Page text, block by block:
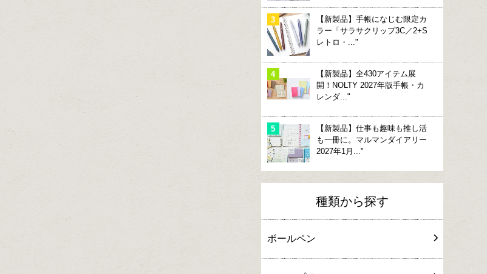
【新製品】手帳になじむ限定カ
ラー「サラサクリップ3C／2+S
レトロ・..."
【新製品】全430アイテム展
開！NOLTY 2027年版手帳・カ
レンダ..."
【新製品】仕事も趣味も推し活
も一冊に。マルマンダイアリー
2027年1月..."
種類から探す
ボールペン